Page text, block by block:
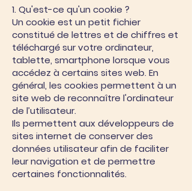
1. Qu'est-ce qu'un cookie ?
Un cookie est un petit fichier
constitué de lettres et de chiffres et
téléchargé sur votre ordinateur,
tablette, smartphone lorsque vous
accédez à certains sites web. En
général, les cookies permettent à un
site web de reconnaître l'ordinateur
de l’utilisateur.
Ils permettent aux développeurs de
sites internet de conserver des
données utilisateur afin de faciliter
leur navigation et de permettre
certaines fonctionnalités.